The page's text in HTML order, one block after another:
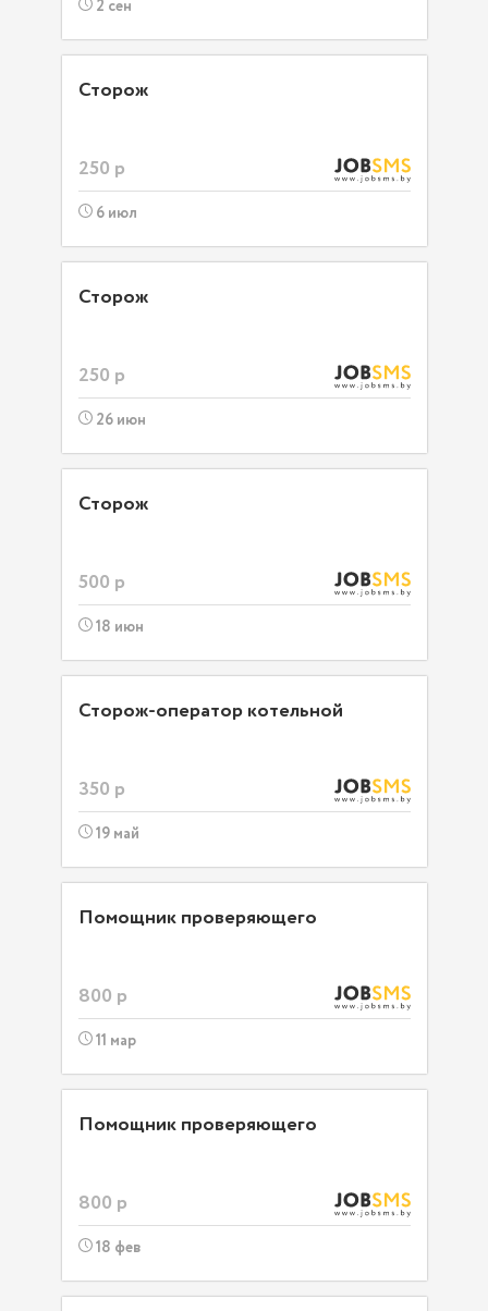
2 сен
Сторож
250 р
6 июл
Сторож
250 р
26 июн
Сторож
500 р
18 июн
Сторож-оператор котельной
350 р
19 май
Помощник проверяющего
800 р
11 мар
Помощник проверяющего
800 р
18 фев